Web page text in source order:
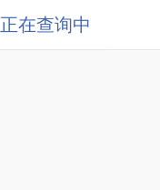
正在查询中